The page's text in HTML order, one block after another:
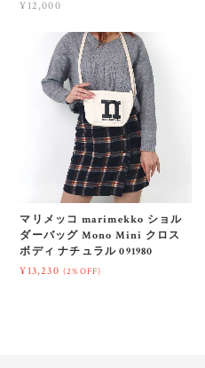
¥12,000
マリメッコ marimekko ショル
ダーバッグ Mono Mini クロス
ボディ ナチュラル 091980
¥13,230 (2%OFF)